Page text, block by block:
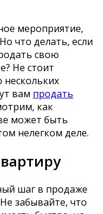
мероприятие,
что делать, если
свою
Не стоит
вам продать
как
может быть
нелегком деле.
шаг в продаже
забывайте, что